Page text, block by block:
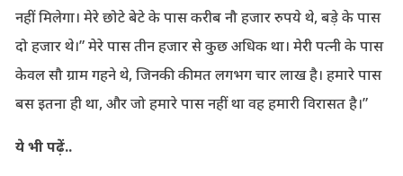
नहीं मिलेगा। मेरे छोटे बेटे के पास करीब नौ हजार रुपये थे, बड़े के पास
दो हजार थे।” मेरे पास तीन हजार से कुछ अधिक था। मेरी पत्नी के पास
केवल सौ ग्राम गहने थे, जिनकी कीमत लगभग चार लाख है। हमारे पास
बस इतना ही था, और जो हमारे पास नहीं था वह हमारी विरासत है।”
ये भी पढ़ें..